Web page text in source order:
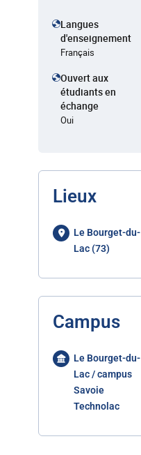
Langues
d'enseignement
Français
Ouvert aux
étudiants en
échange
Oui
Lieux
Le Bourget-du-
Lac (73)
Campus
Le Bourget-du-
Lac / campus
Savoie
Technolac